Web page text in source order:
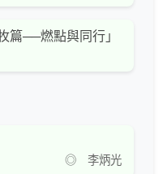
篇──燃點與同行」
◎ 李炳光